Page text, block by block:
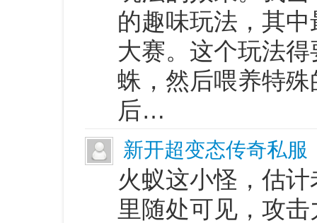
的趣味玩法，其
大赛。这个玩法
蛛，然后喂养特
后…
新开超变态传奇私服
火蚁这小怪，估
里随处可见，攻